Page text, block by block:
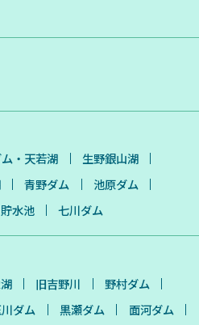
・天若湖
生野銀山湖
青野ダム
池原ダム
水池 七川ダム
旧吉野川
野村ダム
ダム 黒瀬ダム
面河ダム